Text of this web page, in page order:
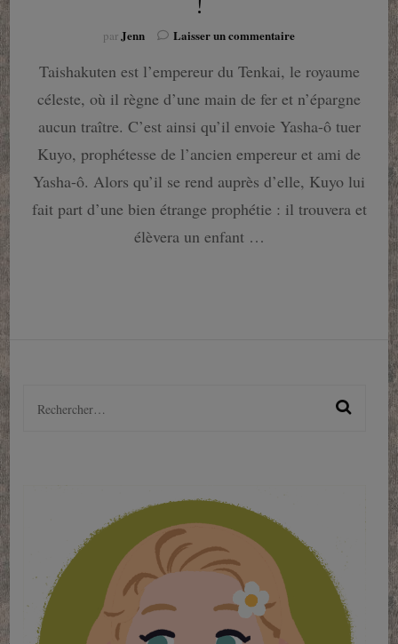
par Jenn Laisser un commentairesur
Veda
un
cadeau
Tonkam
aux
Taishakuten est l’empereur du Tenkai, le royaume
céleste, où il règne d’une main de fer et n’épargne
aucun traître. C’est ainsi qu’il envoie Yasha-ô tuer
Kuyo, prophétesse de l’ancien empereur et ami de
Yasha-ô. Alors qu’il se rend auprès d’elle, Kuyo lui
fait part d’une bien étrange prophétie : il trouvera et
élèvera un enfant …
Rechercher :